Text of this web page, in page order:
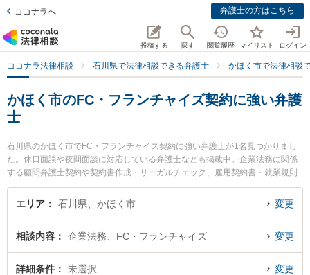
ココナラへ 弁護士の方はこちら
投稿する 探す 閲覧履歴 マイリスト ログイン
ココナラ法律相談 石川県で法律相談できる弁護士 かほく市で法律相談
かほく市のFC・フランチャイズ契約に強い弁護
士
石川県のかほく市でFC・フランチャイズ契約に強い弁護士が1名見つかりまし
た。休日面談や夜間面談に対応している弁護士なども掲載中。企業法務に関係
する顧問弁護士契約や契約書作成・リーガルチェック、雇用契約書・就業規則
作成等の細かな分野での絞り込み検索もでき便利です。特に松本法務法律事務
所の松本 亘市弁護士のプロフィール情報や弁護士費用、強みなどが注目されて
の実績豊富な近くの弁護士を検索したい』『初回相談無料でFC・フランチャイ
ズ契約を法律相談できるかほく市内の弁護士に相談予約したい』などでお困り
の相談者さんにおすすめです。
エリア 石川県、かほく市 変更
相談内容 企業法務、FC・フランチャイズ 変更
詳細条件 未選択 変更